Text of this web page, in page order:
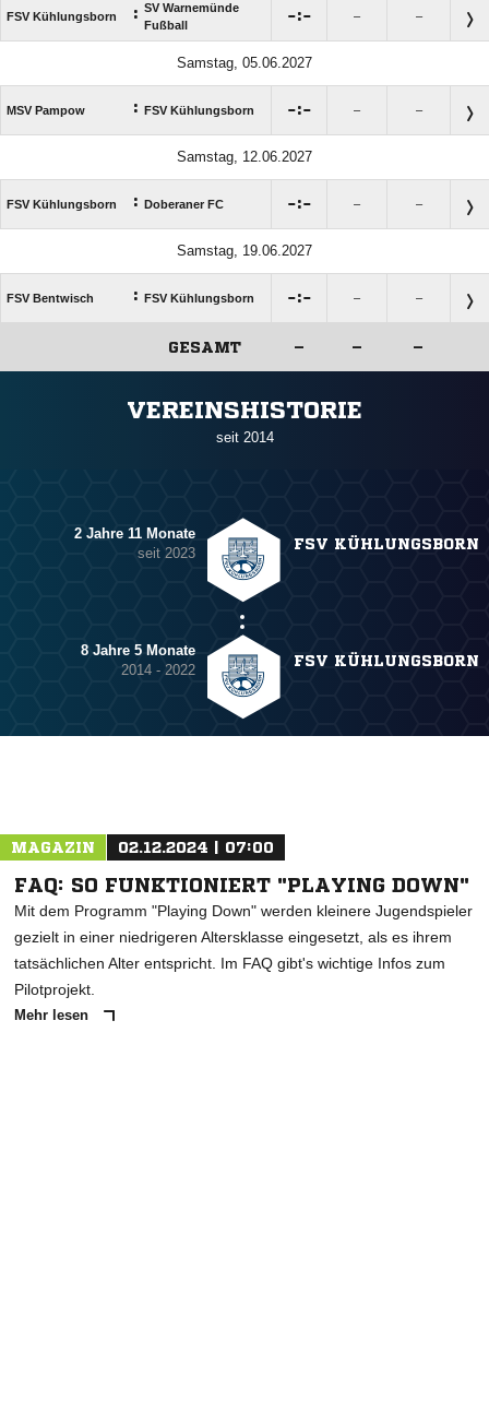
FSV Kühlungsborn : SV Warnemünde
Fußball
: – –
Samstag, 05.06.2027
MSV Pampow : FSV Kühlungsborn : – –
Samstag, 12.06.2027
FSV Kühlungsborn : Doberaner FC : – –
Samstag, 19.06.2027
FSV Bentwisch : FSV Kühlungsborn : – –
GESAMT – – –
VEREINSHISTORIE
seit 2014
2 Jahre 11 Monate
seit 2023
FSV KÜHLUNGSBORN
8 Jahre 5 Monate
2014 - 2022
FSV KÜHLUNGSBORN
MAGAZIN 02.12.2024 | 07:00
FAQ: SO FUNKTIONIERT "PLAYING DOWN"
Mit dem Programm "Playing Down" werden kleinere Jugendspieler
gezielt in einer niedrigeren Altersklasse eingesetzt, als es ihrem
tatsächlichen Alter entspricht. Im FAQ gibt's wichtige Infos zum
Pilotprojekt.
Mehr lesen